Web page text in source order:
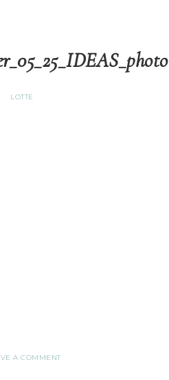
LOTTE
A COMMENT